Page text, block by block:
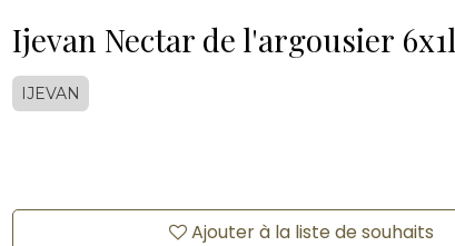
Ijevan Nectar de l'argousier 6x1l
IJEVAN
Ajouter à la liste de souhaits